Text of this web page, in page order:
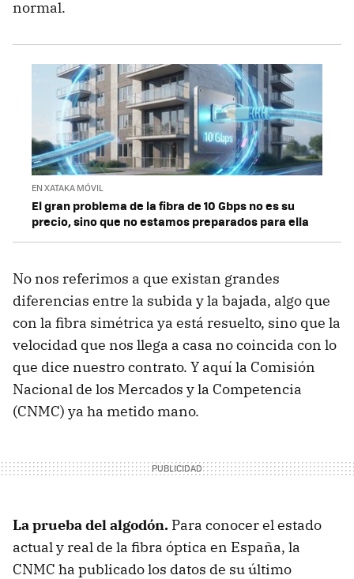
normal.
EN XATAKA MÓVIL
El gran problema de la fibra de 10 Gbps no es su
precio, sino que no estamos preparados para ella
No nos referimos a que existan grandes
diferencias entre la subida y la bajada, algo que
con la fibra simétrica ya está resuelto, sino que la
velocidad que nos llega a casa no coincida con lo
que dice nuestro contrato. Y aquí la Comisión
Nacional de los Mercados y la Competencia
(CNMC) ya ha metido mano.
La prueba del algodón. Para conocer el estado
actual y real de la fibra óptica en España, la
CNMC ha publicado los datos de su último